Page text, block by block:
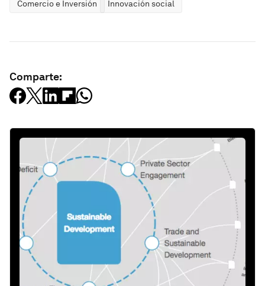
Comercio e Inversión Innovación social
Comparte: